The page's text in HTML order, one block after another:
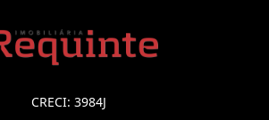
CRECI: 3984J